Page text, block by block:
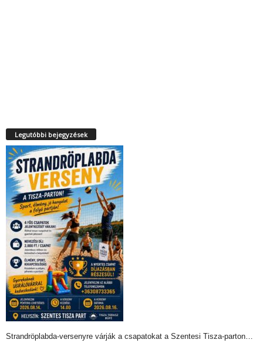
Legutóbbi bejegyzések
Strandröplabda-versenyre várják a csapatokat a Szentesi Tisza-parton…